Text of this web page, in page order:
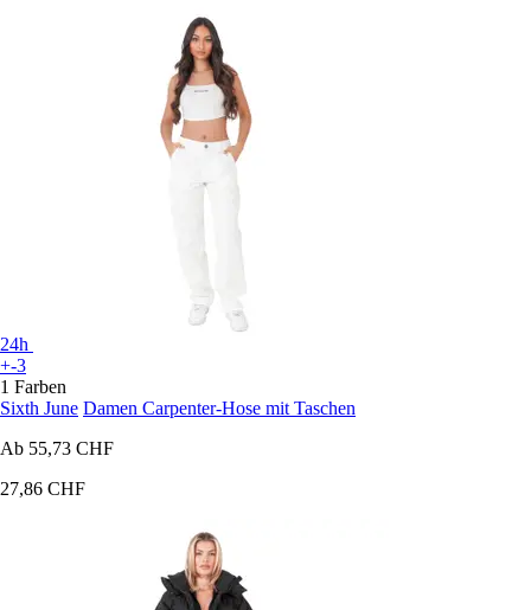
24h
+-3
1 Farben
Sixth June Damen Carpenter-Hose mit Taschen
Ab 55,73 CHF
27,86 CHF